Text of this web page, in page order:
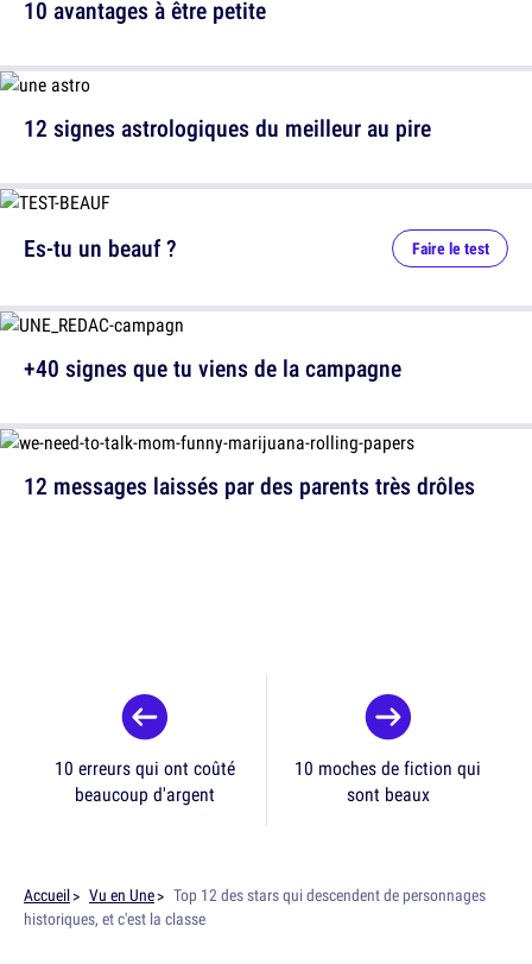
10 avantages à être petite
12 signes astrologiques du meilleur au pire
12 messages laissés par des parents très drôles
Es-tu un beauf ? Faire le test
+40 signes que tu viens de la campagne
10 erreurs qui ont coûté
beaucoup d'argent
10 moches de fiction qui
sont beaux
Accueil Vu en Une
Top 12 des stars qui descendent de personnages
historiques, et c'est la classe